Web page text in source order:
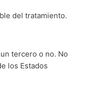
del tratamiento.
tercero o no. No
los Estados